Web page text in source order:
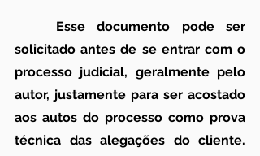
solicitado antes de se entrar com o
processo judicial, geralmente pelo
autor, justamente para ser acostado
aos autos do processo como prova
técnica das alegações do cliente.